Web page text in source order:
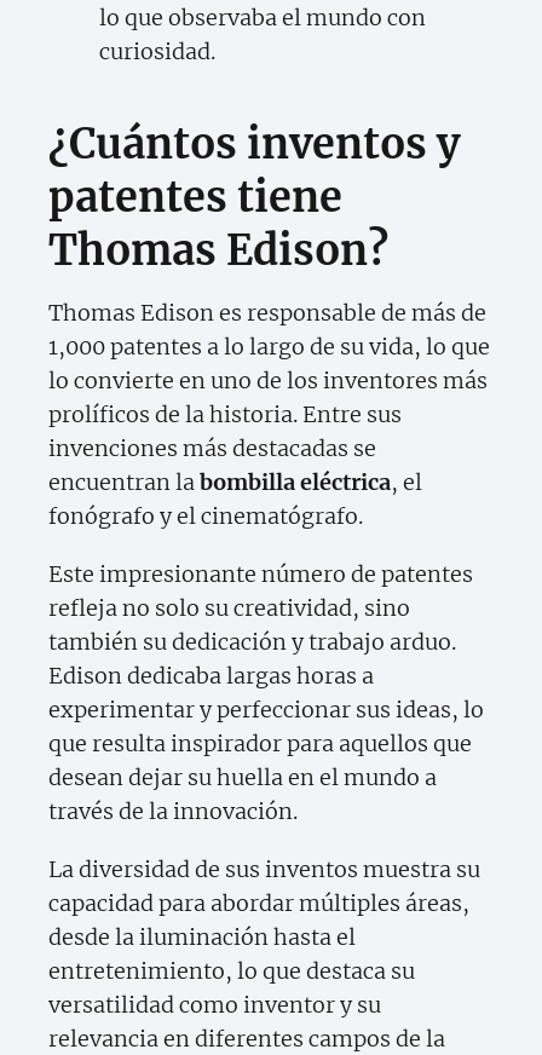
lo que observaba el mundo con
curiosidad.
¿Cuántos inventos y
patentes tiene
Thomas Edison?
Thomas Edison es responsable de más de
1,000 patentes a lo largo de su vida, lo que
lo convierte en uno de los inventores más
prolíficos de la historia. Entre sus
invenciones más destacadas se
encuentran labombilla eléctrica, el
fonógrafo y el cinematógrafo.
Este impresionante número de patentes
refleja no solo su creatividad, sino
también su dedicación y trabajo arduo.
Edison dedicaba largas horas a
experimentar y perfeccionar sus ideas, lo
que resulta inspirador para aquellos que
desean dejar su huella en el mundo a
través de la innovación.
La diversidad de sus inventos muestra su
capacidad para abordar múltiples áreas,
desde la iluminación hasta el
entretenimiento, lo que destaca su
versatilidad como inventor y su
relevancia en diferentes campos de la